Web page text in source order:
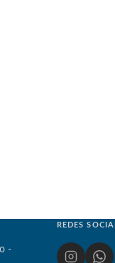
-
REDES